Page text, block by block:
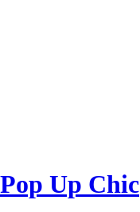
Pop Up Chic